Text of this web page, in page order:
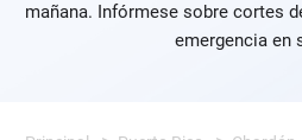
mañana. Infórmese sobre cortes
emergencia en